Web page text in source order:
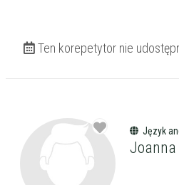
Ten korepetytor nie
Język
Joanna